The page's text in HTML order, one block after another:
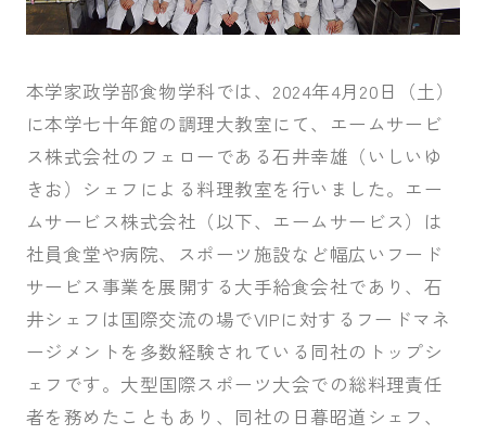
附属豊明幼稚園
附属豊明小学校
附属中学校
日本女子大学通信教育課程
附属機関等
本学家政学部食物学科では、2024年4月20日（土）
に本学七十年館の調理大教室にて、エームサービ
ス株式会社のフェローである石井幸雄（いしいゆ
きお）シェフによる料理教室を行いました。エー
ムサービス株式会社（以下、エームサービス）は
社員食堂や病院、スポーツ施設など幅広いフード
サービス事業を展開する大手給食会社であり、石
井シェフは国際交流の場でVIPに対するフードマネ
ージメントを多数経験されている同社のトップシ
ェフです。大型国際スポーツ大会での総料理責任
者を務めたこともあり、同社の日暮昭道シェフ、